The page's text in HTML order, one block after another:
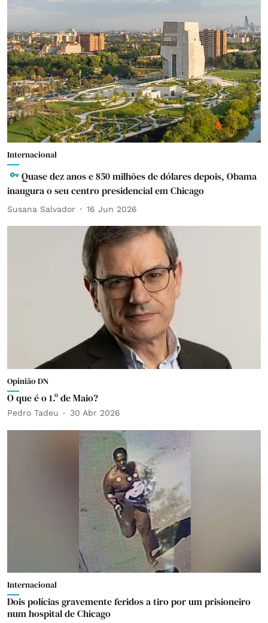
Internacional
Quase dez anos e 850 milhões de dólares depois, Obama
inaugura o seu centro presidencial em Chicago
Susana Salvador 16 Jun 2026
Opinião DN
O que é o 1.º de Maio?
Pedro Tadeu 30 Abr 2026
Internacional
Dois polícias gravemente feridos a tiro por um prisioneiro
num hospital de Chicago